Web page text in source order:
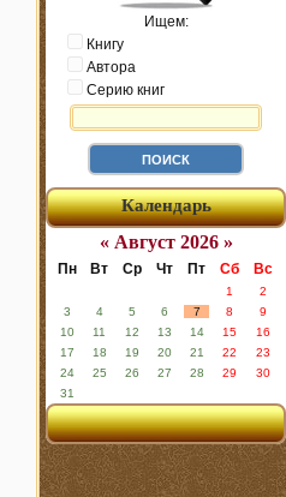
Ищем:
Книгу
Автора
Серию книг
Календарь
« Август 2026 »
Пн Вт Ср Чт Пт Сб Вс
1
2
3
4 5 6 7 8
9
10
11 12 13 14 15
16
17
18 19 20 21 22
23
24
25 26 27 28 29
30
31